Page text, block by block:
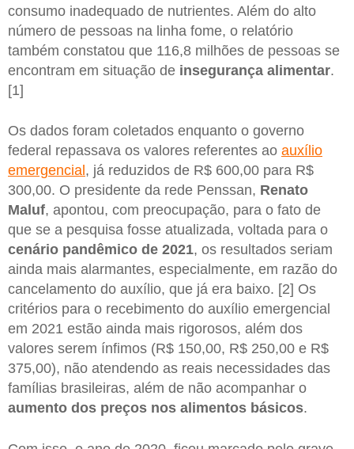
consumo inadequado de nutrientes. Além do alto
número de pessoas na linha fome, o relatório
também constatou que 116,8 milhões de pessoas se
encontram em situação de insegurança alimentar.
[1]
Os dados foram coletados enquanto o governo
federal repassava os valores referentes ao auxílio
emergencial , já reduzidos de R$ 600,00 para R$
300,00. O presidente da rede Penssan, Renato
Maluf, apontou, com preocupação, para o fato de
que se a pesquisa fosse atualizada, voltada para o
cenário pandêmico de 2021, os resultados seriam
ainda mais alarmantes, especialmente, em razão do
cancelamento do auxílio, que já era baixo. [2] Os
critérios para o recebimento do auxílio emergencial
em 2021 estão ainda mais rigorosos, além dos
valores serem ínfimos (R$ 150,00, R$ 250,00 e R$
375,00), não atendendo as reais necessidades das
famílias brasileiras, além de não acompanhar o
aumento dos preços nos alimentos básicos.